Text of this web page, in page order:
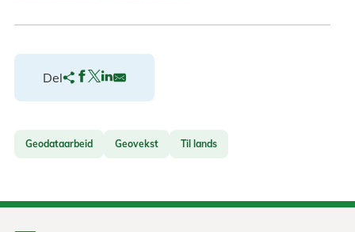
Del
Geodataarbeid Geovekst Til lands